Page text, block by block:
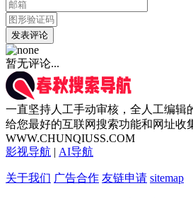
发表评论
暂无评论...
一直坚持人工手动审核，全人工编辑
给您最好的互联网搜索功能和网址收
WWW.CHUNQIUSS.COM
影视导航 | AI导航
关于我们 广告合作 友链申请 sitemap